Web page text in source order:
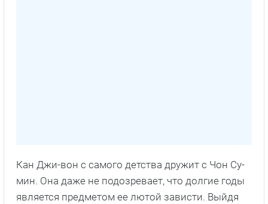
Кан Джи-вон с самого детства дружит с Чон Су-
мин. Она даже не подозревает, что долгие годы
является предметом ее лютой зависти. Выйдя